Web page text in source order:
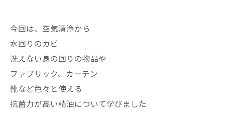
今回は、空気清浄から
水回りのカビ
洗えない身の回りの物品や
ファブリック、カーテン
靴など色々と使える
抗菌力が高い精油について学びました